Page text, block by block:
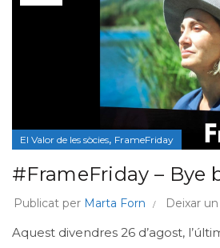
El Valor de les sòcies, FrameFriday
#FrameFriday – Bye
Publicat per Marta Forn Deixar
Aquest divendres 26 d’agost,